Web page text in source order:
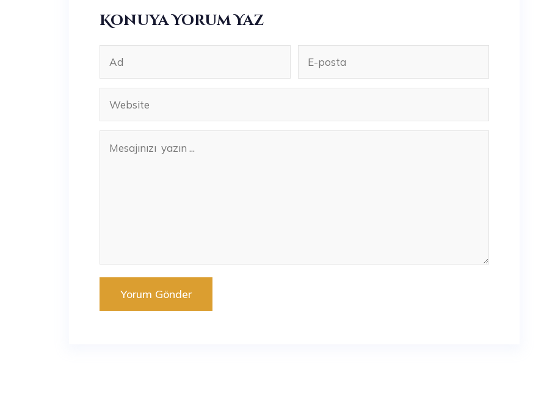
Konuya Yorum Yaz